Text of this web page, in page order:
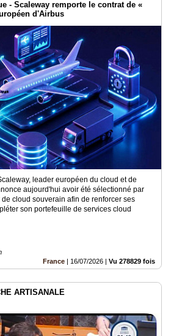
- Scaleway remporte le contrat de «
d'Airbus
leader européen du cloud et de
aujourd'hui avoir été sélectionné par
cloud souverain afin de renforcer ses
son portefeuille de services cloud
France | 16/07/2026 | Vu 278829 fois
ARTISANALE